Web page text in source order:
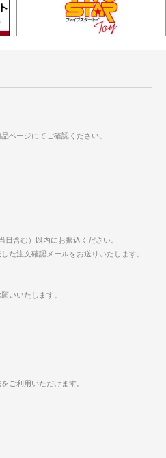
ページにてご確認ください。
含む）以内にお振込ください。
た注文確認メールをお送りいたします。
いいたします。
ご利用いただけます。